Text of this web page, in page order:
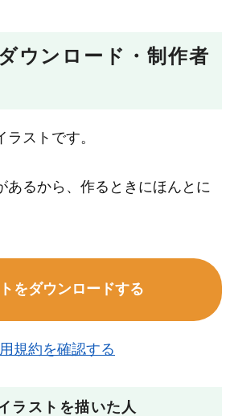
ウンロード・制作者
ストです。
あるから、作るときにほんとに
をダウンロードする
規約を確認する
ラストを描いた人